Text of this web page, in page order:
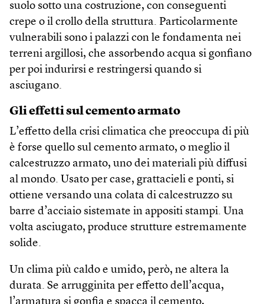
suolo sotto una costruzione, con conseguenti
crepe o il crollo della struttura. Particolarmente
vulnerabili sono i palazzi con le fondamenta nei
terreni argillosi, che assorbendo acqua si gonfiano
per poi indurirsi e restringersi quando si
asciugano.
Gli effetti sul cemento armato
L’effetto della crisi climatica che preoccupa di più
è forse quello sul cemento armato, o meglio il
calcestruzzo armato, uno dei materiali più diffusi
al mondo. Usato per case, grattacieli e ponti, si
ottiene versando una colata di calcestruzzo su
barre d’acciaio sistemate in appositi stampi. Una
volta asciugato, produce strutture estremamente
solide.
Un clima più caldo e umido, però, ne altera la
durata. Se arrugginita per effetto dell’acqua,